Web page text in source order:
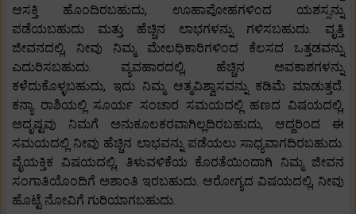
ಆಸಕ್ತಿ ಹೊಂದಿರಬಹುದು, ಊಹಾಪೋಹಗಳಿಂದ ಯಶಸ್ಸನ್ನು
ಪಡೆಯಬಹುದು ಮತ್ತು ಹೆಚ್ಚಿನ ಲಾಭಗಳನ್ನು ಗಳಿಸಬಹುದು. ವೃತ್ತಿ
ಜೀವನದಲ್ಲಿ, ನೀವು ನಿಮ್ಮ ಮೇಲಧಿಕಾರಿಗಳಿಂದ ಕೆಲಸದ ಒತ್ತಡವನ್ನು
ಎದುರಿಸಬಹುದು. ವ್ಯವಹಾರದಲ್ಲಿ, ಹೆಚ್ಚಿನ ಅವಕಾಶಗಳನ್ನು
ಕಳೆದುಕೊಳ್ಳಬಹುದು, ಇದು ನಿಮ್ಮ ಆತ್ಮವಿಶ್ವಾಸವನ್ನು ಕಡಿಮೆ ಮಾಡುತ್ತದೆ.
ಕನ್ಯಾ ರಾಶಿಯಲ್ಲಿ ಸೂರ್ಯ ಸಂಚಾರ ಸಮಯದಲ್ಲಿ ಹಣದ ವಿಷಯದಲ್ಲಿ,
ಅದೃಷ್ಟವು ನಿಮಗೆ ಅನುಕೂಲಕರವಾಗಿಲ್ಲದಿರಬಹುದು, ಆದ್ದರಿಂದ ಈ
ಸಮಯದಲ್ಲಿ ನೀವು ಹೆಚ್ಚಿನ ಲಾಭವನ್ನು ಪಡೆಯಲು ಸಾಧ್ಯವಾಗದಿರಬಹುದು.
ವೈಯಕ್ತಿಕ ವಿಷಯದಲ್ಲಿ, ತಿಳುವಳಿಕೆಯ ಕೊರತೆಯಿಂದಾಗಿ ನಿಮ್ಮ ಜೀವನ
ಸಂಗಾತಿಯೊಂದಿಗೆ ಅಶಾಂತಿ ಇರಬಹುದು. ಆರೋಗ್ಯದ ವಿಷಯದಲ್ಲಿ, ನೀವು
ಹೊಟ್ಟೆ ನೋವಿಗೆ ಗುರಿಯಾಗಬಹುದು.